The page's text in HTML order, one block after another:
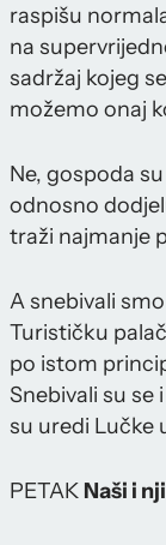
raspišu
na
sadržaj kojeg
možemo onaj
Ne, gospoda
odnosno
traži najmanje
A snebivali
Turističku
po istom
Snebivali su se
su uredi Lučke
PETAK Naši i